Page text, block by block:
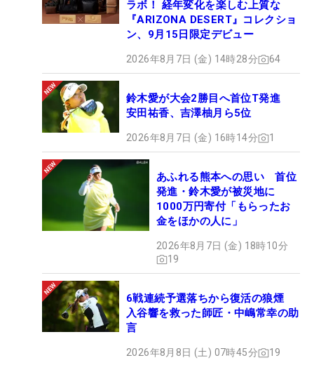
ラボ！ 経年変化を楽しむ上質な
『ARIZONA DESERT』コレクショ
ン、9月15日限定デビュー
2026年8月7日 (金) 14時28分 64
鈴木愛が大会2勝目へ首位T発進
安田祐香、吉澤柚月ら5位
2026年8月7日 (金) 16時14分 1
あふれる熊本への思い 首位
発進・鈴木愛が被災地に
1000万円寄付「もらったお
金をほかの人に」
2026年8月7日 (金) 18時10分
19
6戦連続予選落ちから復活の狼煙
入谷響を救った師匠・中嶋常幸の助
言
2026年8月8日 (土) 07時45分 19